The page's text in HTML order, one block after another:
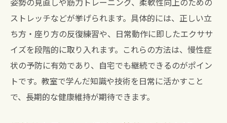
ストレッチなどが挙げられます。具体的には、正しい立
ち方・座り方の反復練習や、日常動作に即したエクササ
イズを段階的に取り入れます。これらの方法は、慢性症
状の予防に有効であり、自宅でも継続できるのがポイン
トです。教室で学んだ知識や技術を日常に活かすこと
で、長期的な健康維持が期待できます。